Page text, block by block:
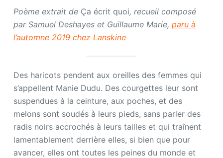
n
e
Poème extrait de Ça écrit quoi, recueil composé
par Samuel Deshayes et Guillaume Marie, paru à
l’automne 2019 chez Lanskine
Des haricots pendent aux oreilles des femmes qui
s’appellent Manie Dudu. Des courgettes leur sont
suspendues à la ceinture, aux poches, et des
melons sont soudés à leurs pieds, sans parler des
radis noirs accrochés à leurs tailles et qui traînent
lamentablement derrière elles, si bien que pour
avancer, elles ont toutes les peines du monde et